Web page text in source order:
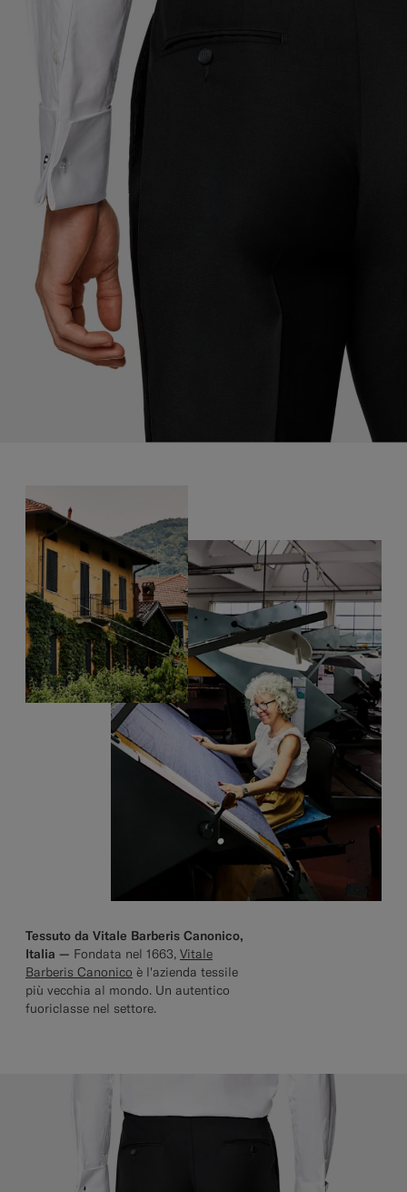
Tessuto da Vitale Barberis Canonico,
Italia — Fondata nel 1663, Vitale
Barberis Canonico è l'azienda tessile
più vecchia al mondo. Un autentico
fuoriclasse nel settore.